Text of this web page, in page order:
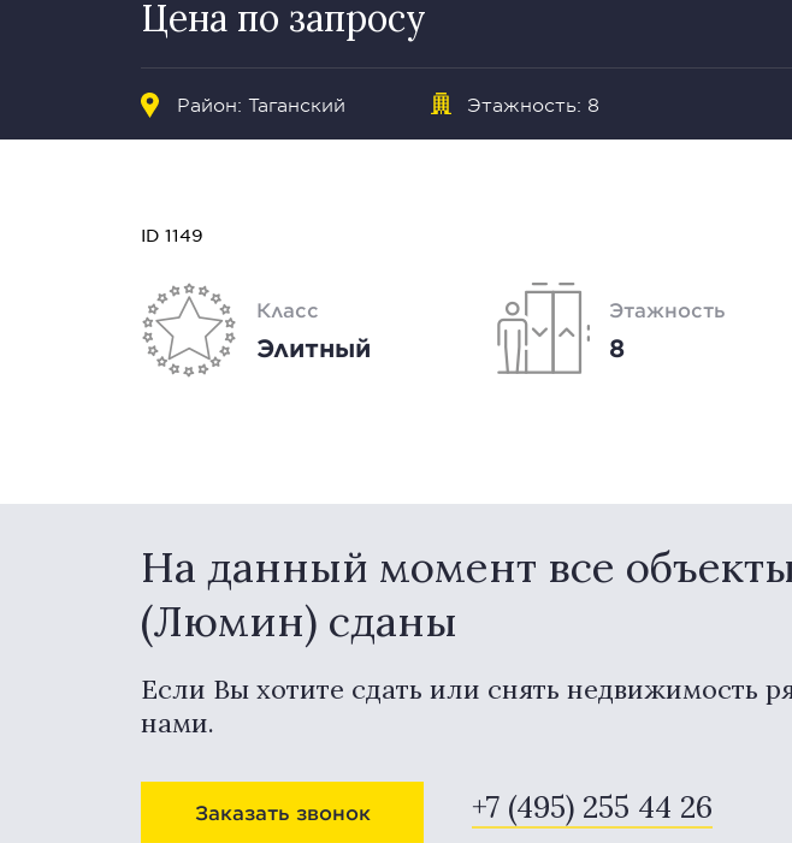
Цена по запросу
Район: Таганский Этажность: 8
ID 1149
Класс
Элитный
Этажность
8
На данный момент все
(Люмин) сданы
Если Вы хотите сдать или снять недвижимость
нами.
Заказать звонок +7 (495) 255 44 26